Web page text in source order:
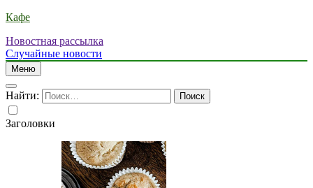
Кафе
Новостная рассылка
Случайные новости
Меню
Найти:
Заголовки